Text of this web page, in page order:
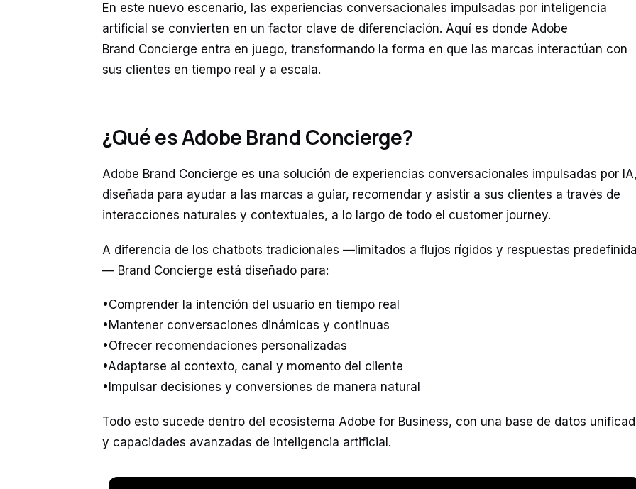
En este nuevo escenario, las experiencias conversacionales impulsadas por inteligencia
artificial se convierten en un factor clave de diferenciación. Aquí es donde Adobe
Brand Concierge entra en juego, transformando la forma en que las marcas interactúan con
sus clientes en tiempo real y a escala.
¿Qué es Adobe Brand Concierge?
Adobe Brand Concierge es una solución de experiencias conversacionales impulsadas por
diseñada para ayudar a las marcas a guiar, recomendar y asistir a sus clientes a través de
interacciones naturales y contextuales, a lo largo de todo el customer journey.
A diferencia de los chatbots tradicionales —limitados a flujos rígidos y respuestas
— Brand Concierge está diseñado para:
•Comprender la intención del usuario en tiempo real
•Mantener conversaciones dinámicas y continuas
•Ofrecer recomendaciones personalizadas
•Adaptarse al contexto, canal y momento del cliente
•Impulsar decisiones y conversiones de manera natural
Todo esto sucede dentro del ecosistema Adobe for Business, con una base de datos
y capacidades avanzadas de inteligencia artificial.